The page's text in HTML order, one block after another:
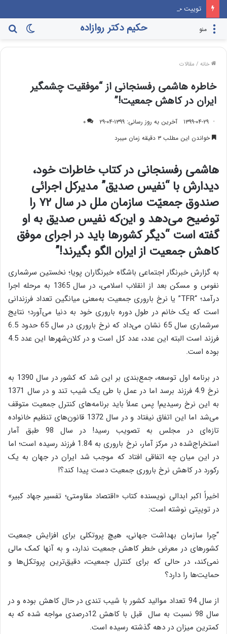
توییت حکیم دکتر روازاده خطاب به یک بازیگر خانم
تغییر
پوسته
حکیم دکتر روازاده منو
خانه / مقالات
خاطره هاشمی رفسنجانی از “موفقیت چشمگیر
ایران در کاهش جمعیت!”
۱۳۹۹-۰۴-۲۹ آخرین به روز رسانی: ۱۳۹۹-۰۴-۲۹
۰
خواندن این مطلب ۳ دقیقه زمان میبرد
هاشمی رفسنجانی در کتاب خاطرات خود،
دیدارش با “⁧نفیس صدیق” مدیرکل اجرائی‌
صندوق‌ جمعیّت‌ سازمان ملل‌ در سال ۷۲ را
توضیح می‌دهد و این‌که نفیس صدیق به او
گفته است “دیگر کشورها باید در اجرای موفق
کاهش جمعیت از ایران الگو بگیرند!”
به گزارش خبرنگار اجتماعی باشگاه خبرنگاران پویا؛ نخستین سرشماری
نفوس و مسکن بعد از انقلاب اسلامی، در سال 1365 به مرحله اجرا
درآمد؛ “TFR” یا نرخ باروری جمعیت به‌معنی میانگین تعداد فرزندانی
است که یک خانم در طول دوره باروری خود به دنیا می‌آورد؛ نتایج
سرشماری سال 65 نشان می‌‌داد که نرخ باروری در سال 65 حدود 6.5
فرزند است البته این عدد، عدد کل است و در کلان‌شهرها این عدد 4.5
بوده است.
در برنامه اول توسعه، جمع‌بندی بر این شد که کشور در سال 1390 به
نرخ 4.9 فرزند برسد اما در عمل با طی یک شیب تند و در سال 1371
به این نرخ رسیدیم! پس عملاً باید برنامه‌های کنترل جمعیت متوقف
می‌شد اما این اتفاق نیفتاد و در سال 1372 قانون‌های تنظیم خانواده
تازه‌ای در مجلس به تصویب رسید! در سال 98 طبق آمار
استخراج‌شده در مرکز آمار، نرخ باروری به 1.84 فرزند رسیده است؛ اما
در این میان چه اتفاقی افتاد که موجب شد ایران در جهان به یک
رکورد در کاهش نرخ باروری جمعیت دست پیدا کند؟!
اخیراً اکبر ابدالی نویسنده کتاب «اقتصاد مقاومتی؛ تفسیر جهاد کبیر»
در توییتی نوشته است:
“چرا سازمان بهداشت جهانی، هیچ پروتکلی برای افزایش جمعیت
کشورهای در معرض خطر کاهش جمعیت ندارد، و به آنها کمک مالی
نمی‌کند، در حالی که برای کنترل جمعیت، دقیق‌ترین پروتکل‌ها و
حمایت‌ها را دارد؟
از سال 94 تعداد موالید کشور با شیب تندی در حال کاهش بوده و در
سال 98 نسبت به سال قبل با کاهش 12درصدی مواجه شده که به
کمترین میزان در دهه گذشته رسیده است.